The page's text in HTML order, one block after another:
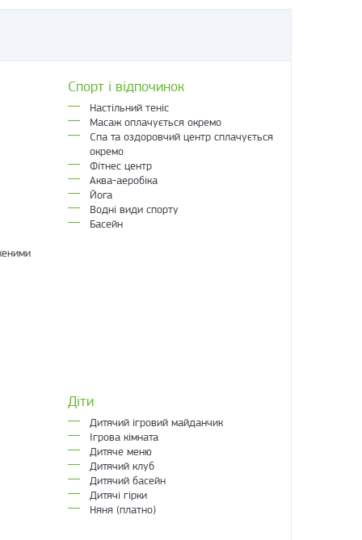
Спорт і відпочинок
Настільний теніс
Масаж оплачується окремо
Спа та оздоровчий центр сплачується
окремо
Фітнес центр
Аква-аеробіка
Йога
Водні види спорту
Басейн
Діти
Дитячий ігровий майданчик
Ігрова кімната
Дитяче меню
Дитячий клуб
Дитячий басейн
Дитячі гірки
Няня (платно)